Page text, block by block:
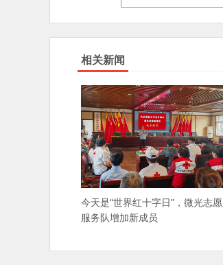
相关新闻
今天是“世界红十字日”，微光志愿
服务队增加新成员